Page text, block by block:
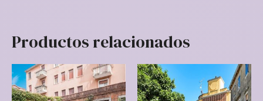
Productos relacionados